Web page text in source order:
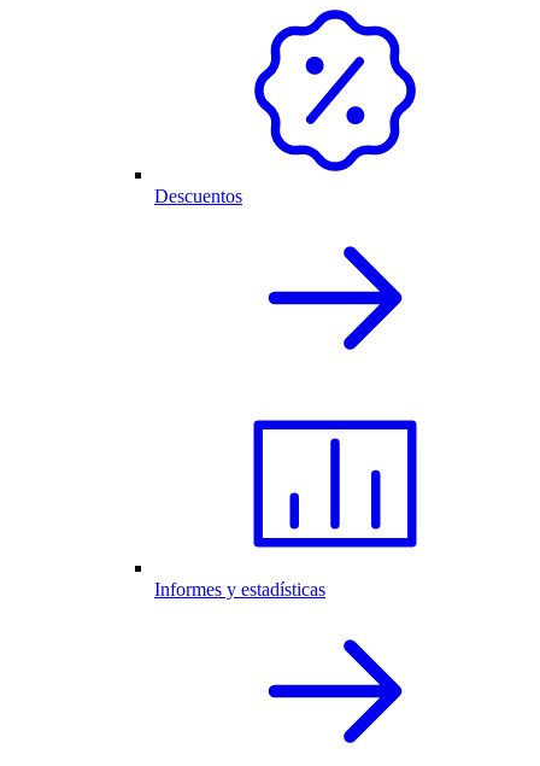
Descuentos
Informes y estadísticas